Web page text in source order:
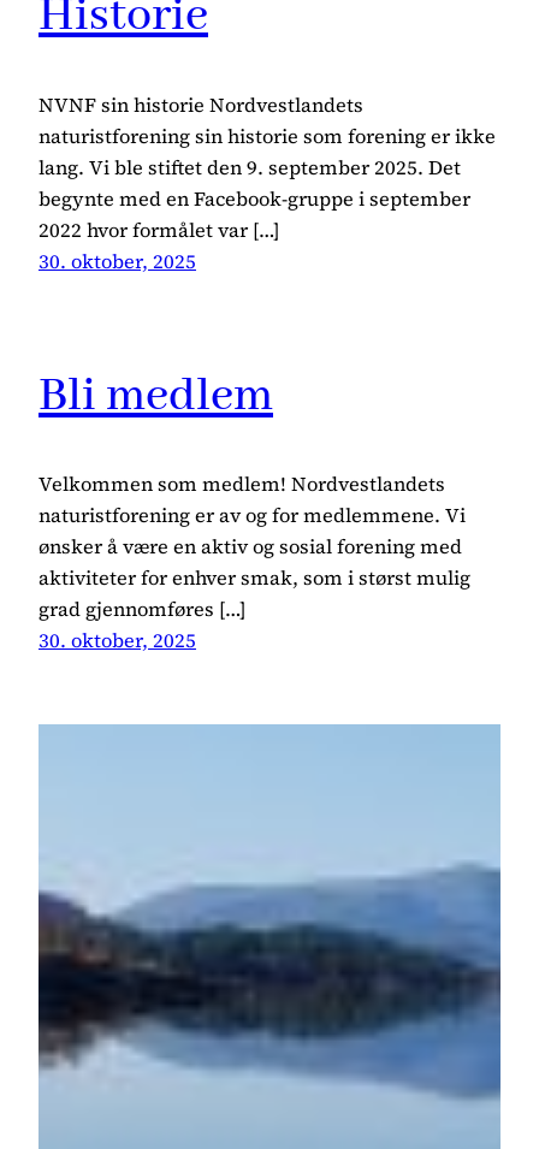
Historie
NVNF sin historie Nordvestlandets
naturistforening sin historie som forening er ikke
lang. Vi ble stiftet den 9. september 2025. Det
begynte med en Facebook-gruppe i september
2022 hvor formålet var […]
30. oktober, 2025
Bli medlem
Velkommen som medlem! Nordvestlandets
naturistforening er av og for medlemmene. Vi
ønsker å være en aktiv og sosial forening med
aktiviteter for enhver smak, som i størst mulig
grad gjennomføres […]
30. oktober, 2025